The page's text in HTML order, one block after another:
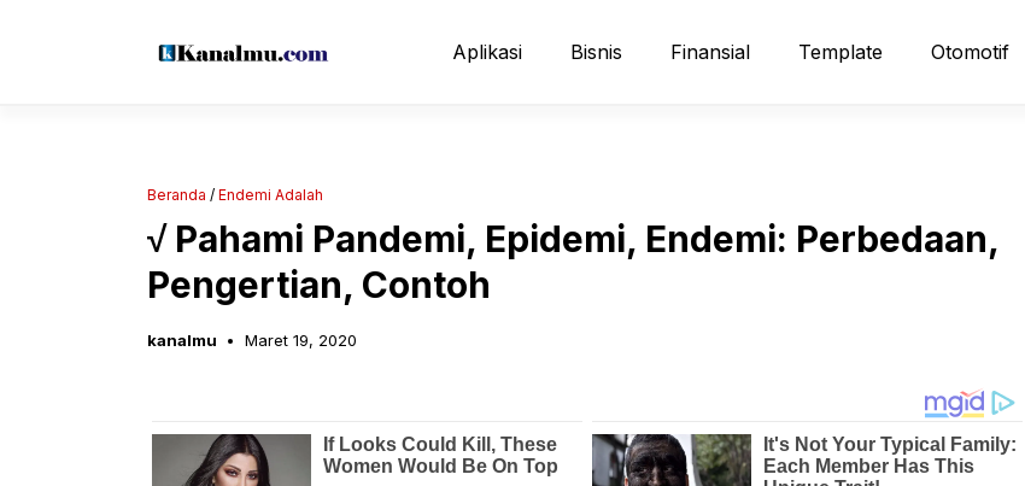
Aplikasi Bisnis Finansial Template Otomotif
Beranda / Endemi Adalah
√ Pahami Pandemi, Epidemi, Endemi: Perbedaan,
Pengertian, Contoh
kanalmu Maret 19, 2020